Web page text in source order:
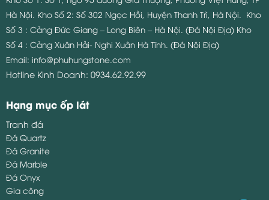
Hà Nội. Kho Số 2: Số 302 Ngọc Hồi, Huyện Thanh Trì, Hà Nội.
Kho
Số 3 : Cảng Đức Giang – Long Biên – Hà Nội. (Đá Nội Địa) Kho
Số 4 : Cảng Xuân Hải- Nghi Xuân Hà Tĩnh. (Đá Nội Địa)
Email: info@phuhungstone.com
Hotline Kinh Doanh: 0934.62.92.99
Hạng mục ốp lát
Tranh đá
Đá Quartz
Đá Granite
Đá Marble
Đá Onyx
Gia công